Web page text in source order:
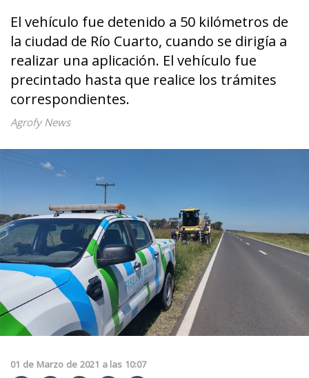
El vehículo fue detenido a 50 kilómetros de
la ciudad de Río Cuarto, cuando se dirigía a
realizar una aplicación. El vehículo fue
precintado hasta que realice los trámites
correspondientes.
Agrofy News
01 de Marzo de 2021 a las 10:07